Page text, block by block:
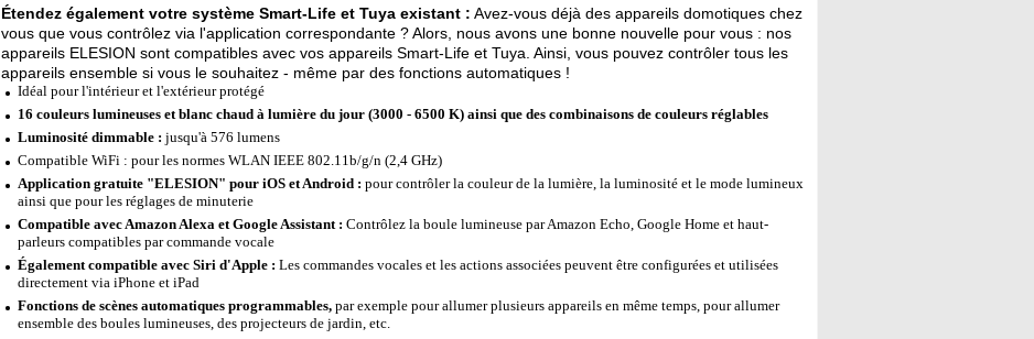
Étendez également votre système Smart-Life et Tuya existant : Avez-vous déjà des appareils domotiques chez
vous que vous contrôlez via l'application correspondante ? Alors, nous avons une bonne nouvelle pour vous : nos
appareils ELESION sont compatibles avec vos appareils Smart-Life et Tuya. Ainsi, vous pouvez contrôler tous les
appareils ensemble si vous le souhaitez - même par des fonctions automatiques !
Idéal pour l'intérieur et l'extérieur protégé
16 couleurs lumineuses et blanc chaud à lumière du jour (3000 - 6500 K) ainsi que des combinaisons de couleurs réglables
Luminosité dimmable : jusqu'à 576 lumens
Compatible WiFi : pour les normes WLAN IEEE 802.11b/g/n (2,4 GHz)
Application gratuite "ELESION" pour iOS et Android : pour contrôler la couleur de la lumière, la luminosité et le mode lumineux
ainsi que pour les réglages de minuterie
Compatible avec Amazon Alexa et Google Assistant : Contrôlez la boule lumineuse par Amazon Echo, Google Home et haut-
parleurs compatibles par commande vocale
Également compatible avec Siri d'Apple : Les commandes vocales et les actions associées peuvent être configurées et utilisées
directement via iPhone et iPad
Fonctions de scènes automatiques programmables, par exemple pour allumer plusieurs appareils en même temps, pour allumer
ensemble des boules lumineuses, des projecteurs de jardin, etc.